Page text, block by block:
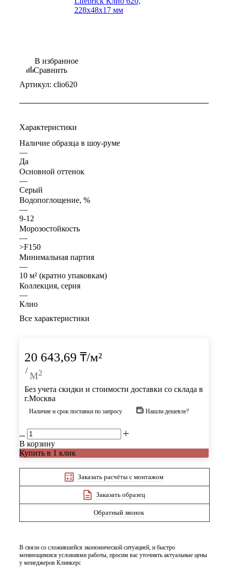
В избранное
Сравнить
Артикул: clio620
Характеристики
Наличие образца в шоу-руме
—
Да
Основной оттенок
—
Серый
Водопоглощение, %
—
9-12
Морозостойкость
—
>F150
Минимальная партия
—
10 м² (кратно упаковкам)
Коллекция, серия
—
Клио
Все характеристики
20 643,69 ₸/м²
/ м²
Без учета скидки и стоимости доставки со склада в
г.Москва
Наличие и срок поставки по запросу Нашли дешевле?
В корзину
Купить в 1 клик
Заказать расчёты с монтажом
Заказать образец
Обратный звонок
В связи со сложившейся экономической ситуацией, и быстро
меняющимися условиями работы, просим вас уточнять актуальные цены
у менеджеров Клинкерс